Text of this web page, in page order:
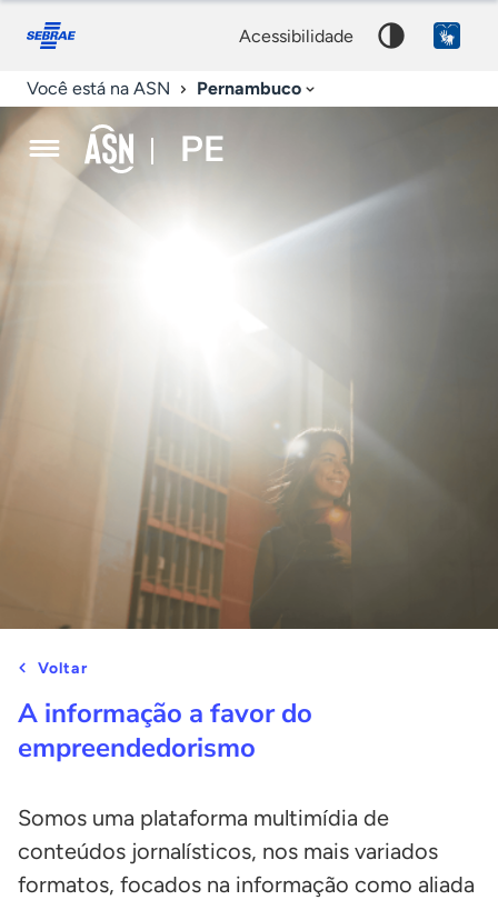
Fale
conosco
Acessibilidade
acessibilidade
Você está na ASN Pernambuco
Sebrae
de
Palavra
chave
PE
Voltar
A informação a favor do
empreendedorismo
Somos uma plataforma multimídia de
conteúdos jornalísticos, nos mais variados
formatos, focados na informação como aliada